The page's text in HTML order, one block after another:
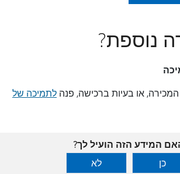
נוספת?
או בעיות ברכישה, פנה לתמיכה של
המידע הזה הועיל לך?
כן
לא